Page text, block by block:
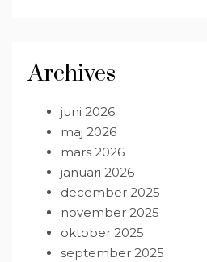
Archives
juni 2026
maj 2026
mars 2026
januari 2026
december 2025
november 2025
oktober 2025
september 2025